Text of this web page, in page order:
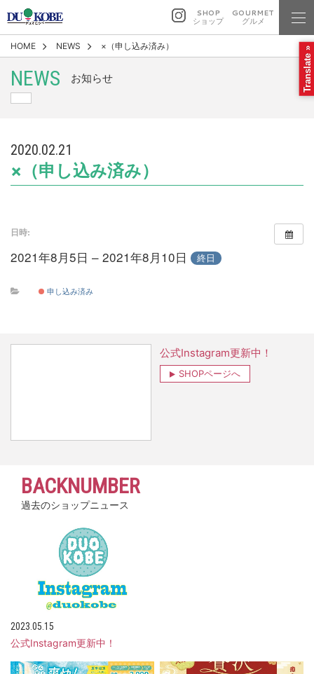
SHOP
ショップ
GOURMET
グルメ
HOME NEWS ×（申し込み済み）
NEWS お知らせ
2020.02.21
×（申し込み済み）
日時:
2021年8月5日 – 2021年8月10日 終日
申し込み済み
公式Instagram更新中！
SHOPページへ
BACKNUMBER
過去のショップニュース
2023.05.15
公式Instagram更新中！
Translate »